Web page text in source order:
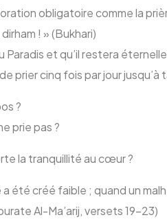
obligatoire comme la
! » (Bukhari)
et qu’il restera
prier cinq fois par jour jusqu’à
?
prie pas ?
la tranquillité au cœur ?
été créé faible ; quand un
Al-Ma’arij, versets 19-23)